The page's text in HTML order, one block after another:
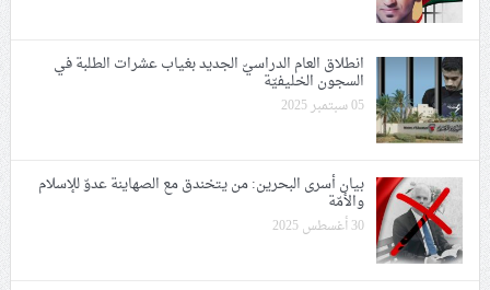
انطلاق العام الدراسيّ الجديد بغياب عشرات الطلبة في
السجون الخليفيّة
05 سبتمبر 2025
بيان أسرى البحرين: من يتخندق مع الصهاينة عدوّ للإسلام
والأمّة
30 أغسطس 2025